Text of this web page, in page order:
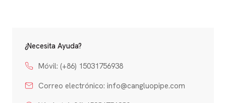
¿Necesita Ayuda?
Móvil: (+86) 15031756938
Correo electrónico: info@cangluopipe.com